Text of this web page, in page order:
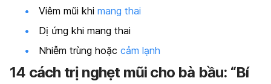
Viêm mũi khi mang thai
Dị ứng khi mang thai
Nhiễm trùng hoặc cảm lạnh
14 cách trị nghẹt mũi cho bà bầu: “Bí